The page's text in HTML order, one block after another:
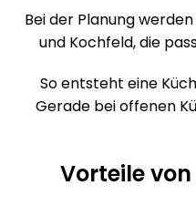
Bei der Planung
und Kochfeld, die
So entsteht eine
Gerade bei offenen
Vorteile